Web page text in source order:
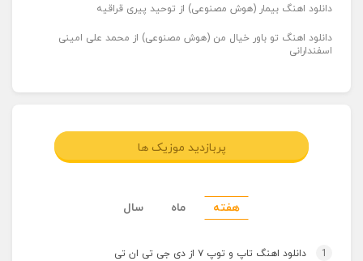
دانلود اهنگ بیمار (هوش مصنوعی) از توحید پیری قراقیه
دانلود اهنگ تو باور خیال من (هوش مصنوعی) از محمد علی امینی
اسفندارانی
پربازدید موزیک ها
هفته ماه سال
1 دانلود اهنگ تاپ و توپ ۷ از دی جی تی ان تی